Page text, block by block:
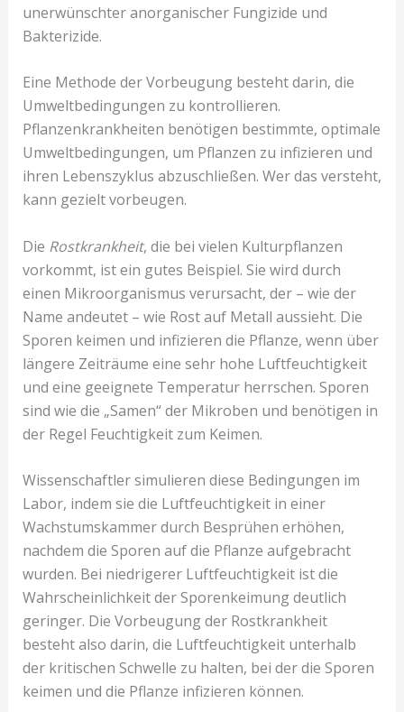
unerwünschter anorganischer Fungizide und
Bakterizide.
Eine Methode der Vorbeugung besteht darin, die
Umweltbedingungen zu kontrollieren.
Pflanzenkrankheiten benötigen bestimmte, optimale
Umweltbedingungen, um Pflanzen zu infizieren und
ihren Lebenszyklus abzuschließen. Wer das versteht,
kann gezielt vorbeugen.
Die Rostkrankheit, die bei vielen Kulturpflanzen
vorkommt, ist ein gutes Beispiel. Sie wird durch
einen Mikroorganismus verursacht, der – wie der
Name andeutet – wie Rost auf Metall aussieht. Die
Sporen keimen und infizieren die Pflanze, wenn über
längere Zeiträume eine sehr hohe Luftfeuchtigkeit
und eine geeignete Temperatur herrschen. Sporen
sind wie die „Samen“ der Mikroben und benötigen in
der Regel Feuchtigkeit zum Keimen.
Wissenschaftler simulieren diese Bedingungen im
Labor, indem sie die Luftfeuchtigkeit in einer
Wachstumskammer durch Besprühen erhöhen,
nachdem die Sporen auf die Pflanze aufgebracht
wurden. Bei niedrigerer Luftfeuchtigkeit ist die
Wahrscheinlichkeit der Sporenkeimung deutlich
geringer. Die Vorbeugung der Rostkrankheit
besteht also darin, die Luftfeuchtigkeit unterhalb
der kritischen Schwelle zu halten, bei der die Sporen
keimen und die Pflanze infizieren können.